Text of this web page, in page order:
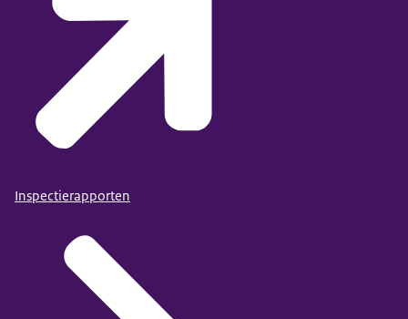
Inspectierapporten